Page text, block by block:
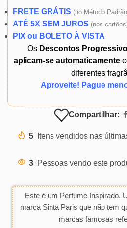
FRETE GRÁTIS (no Método
ATÉ 5X SEM JUROS (nos
PIX ou BOLETO À VISTA
Os Descontos
aplicam-se automaticamente
diferentes
Aproveite! Pague
Compartilhar:
5 Itens vendidos nas
3 Pessoas vendo este
Este é um Perfume Inspirado.
marca Sinta Paris que não tem
marcas famosas